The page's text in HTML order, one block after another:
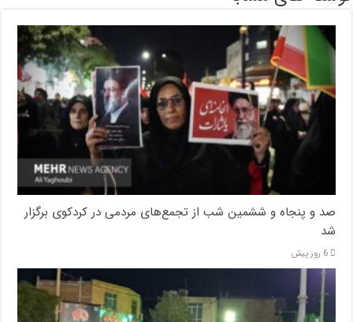
صد و پنجاه‌ و ششمین شب از تجمع‌های مردمی در کردکوی برگزار
شد
6 روز پیش